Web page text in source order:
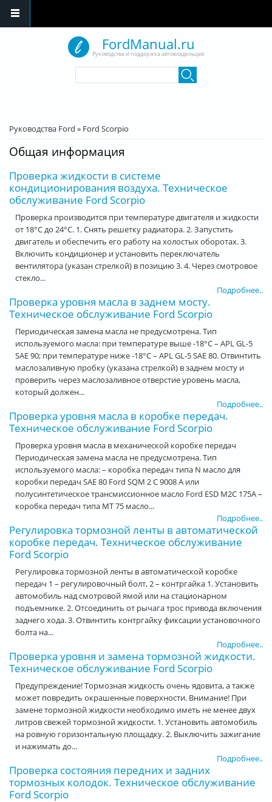
FordManual.ru
Руководства и поддержка автовладельцев
Вы здесь
Руководства Ford » Ford Scorpio
Общая информация
Проверка жидкости в системе
кондиционирования воздуха. Техническое
обслуживание Ford Scorpio
Проверка производится при температуре двигателя и жидкости
от 18°С до 24°С. 1. Снять решетку радиатора. 2. Запустить
двигатель и обеспечить его работу на холостых оборотах. 3.
Включить кондиционер и установить переключатель
вентилятора (указан стрелкой) в позицию 3. 4. Через смотровое
стекло...
Подробнее..
Проверка уровня масла в заднем мосту.
Техническое обслуживание Ford Scorpio
Периодическая замена масла не предусмотрена. Тип
используемого масла: при температуре выше -18°С – APL GL-5
SAE 90; при температуре ниже -18°С – APL GL-5 SAE 80. Отвинтить
маслозаливную пробку (указана стрелкой) в заднем мосту и
проверить через маслозаливное отверстие уровень масла,
который должен...
Подробнее..
Проверка уровня масла в коробке передач.
Техническое обслуживание Ford Scorpio
Проверка уровня масла в механической коробке передач
Периодическая замена масла не предусмотрена. Тип
используемого масла: – коробка передач типа N масло для
коробки передач SAE 80 Ford SQM 2 C 9008 A или
полусинтетическое трансмиссионное масло Ford ESD M2C 175A –
коробка передач типа МТ 75 масло...
Подробнее..
Регулировка тормозной ленты в автоматической
коробке передач. Техническое обслуживание
Ford Scorpio
Регулировка тормозной ленты в автоматической коробке
передач 1 – регулировочный болт, 2 – контргайка 1. Установить
автомобиль над смотровой ямой или на стационарном
подъемнике. 2. Отсоединить от рычага трос привода включения
заднего хода. 3. Отвинтить контргайку фиксации установочного
болта на...
Подробнее..
Проверка уровня и замена тормозной жидкости.
Техническое обслуживание Ford Scorpio
Предупреждение! Тормозная жидкость очень ядовита, а также
может повредить окрашенные поверхности. Внимание! При
замене тормозной жидкости необходимо иметь не менее двух
литров свежей тормозной жидкости. 1. Установить автомобиль
на ровную горизонтальную площадку. 2. Выключить зажигание
и нажимать до...
Подробнее..
Проверка состояния передних и задних
тормозных колодок. Техническое обслуживание
Ford Scorpio